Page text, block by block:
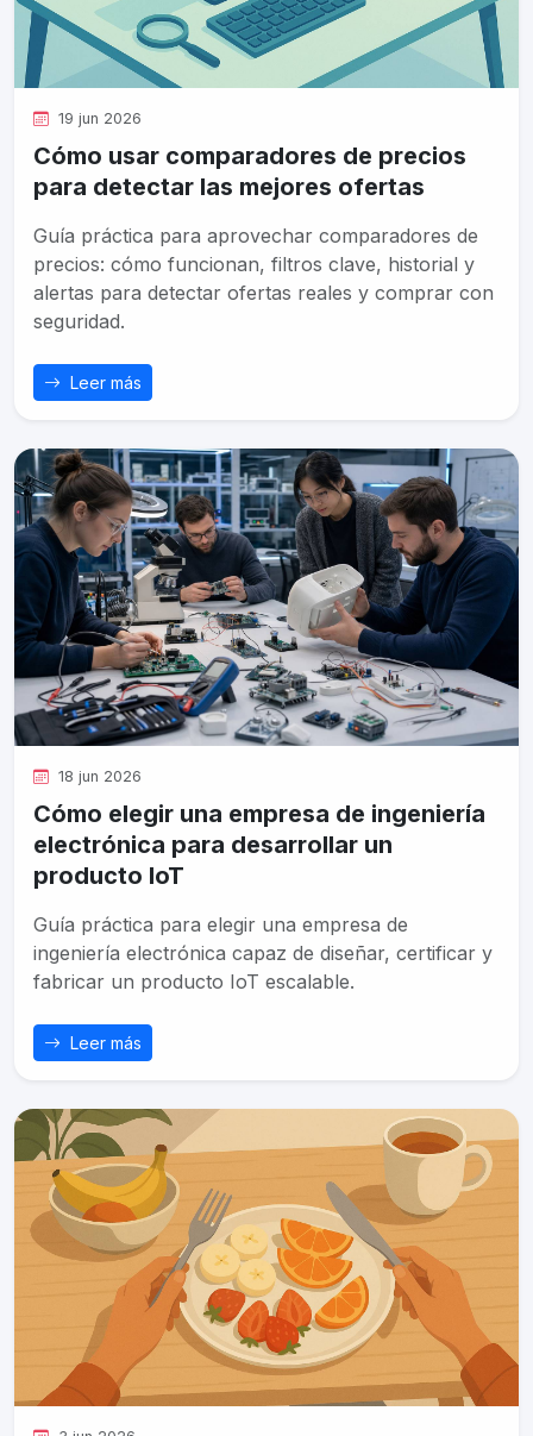
19 jun 2026
Cómo usar comparadores de precios
para detectar las mejores ofertas
Guía práctica para aprovechar comparadores de
precios: cómo funcionan, filtros clave, historial y
alertas para detectar ofertas reales y comprar con
seguridad.
Leer más
18 jun 2026
Cómo elegir una empresa de ingeniería
electrónica para desarrollar un
producto IoT
Guía práctica para elegir una empresa de
ingeniería electrónica capaz de diseñar, certificar y
fabricar un producto IoT escalable.
Leer más